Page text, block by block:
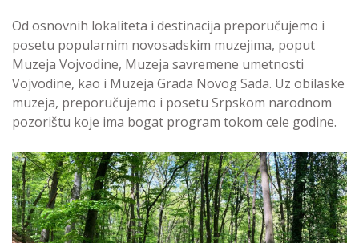
Od osnovnih lokaliteta i destinacija preporučujemo i
posetu popularnim novosadskim muzejima, poput
Muzeja Vojvodine, Muzeja savremene umetnosti
Vojvodine, kao i Muzeja Grada Novog Sada. Uz obilaske
muzeja, preporučujemo i posetu Srpskom narodnom
pozorištu koje ima bogat program tokom cele godine.